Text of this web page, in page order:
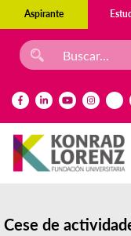
Aspirante
Cese de